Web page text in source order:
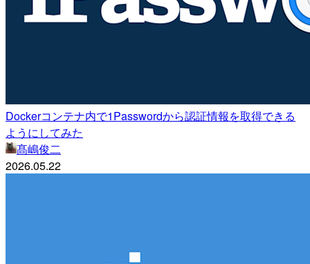
Dockerコンテナ内で1Passwordから認証情報を取得できる
ようにしてみた
髙嶋俊二
2026.05.22